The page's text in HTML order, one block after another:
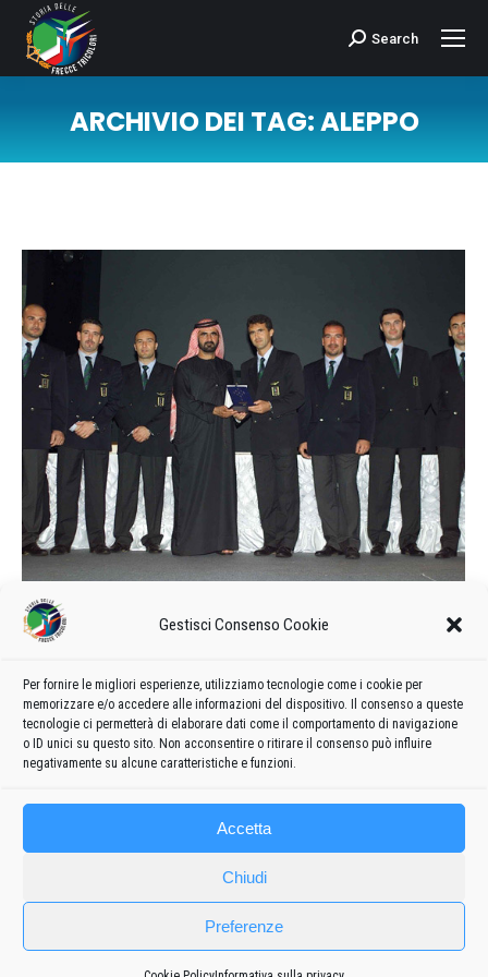
Gestisci Consenso Cookie
Per fornire le migliori esperienze, utilizziamo tecnologie come i cookie per
memorizzare e/o accedere alle informazioni del dispositivo. Il consenso a queste
tecnologie ci permetterà di elaborare dati come il comportamento di navigazione
o ID unici su questo sito. Non acconsentire o ritirare il consenso può influire
negativamente su alcune caratteristiche e funzioni.
Accetta
Chiudi
Preferenze
Cerca:Search
ARCHIVIO DEI TAG:ALEPPO
Una “fine stagione” rivolta all’Est…
Il 25-26 agosto le “Frecce Tricolori” si sono esibite per la
prima volta in Romania, ricevendo due riconoscimenti da
“Oscar”: “miglior team acrobatico” e “migliore équipe tecnico”.